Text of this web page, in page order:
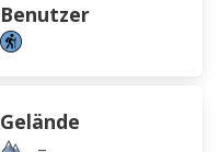
Benutzer
Gelände